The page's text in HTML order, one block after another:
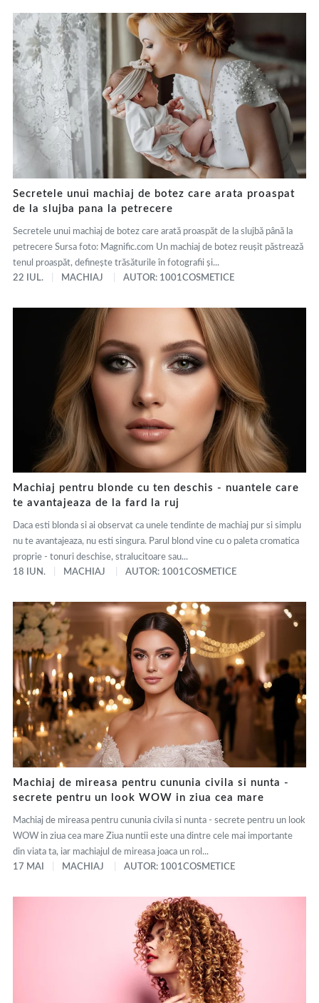
Secretele unui machiaj de botez care arata proaspat
de la slujba pana la petrecere
Secretele unui machiaj de botez care arată proaspăt de la slujbă până la
petrecere Sursa foto: Magnific.com Un machiaj de botez reușit păstrează
tenul proaspăt, definește trăsăturile în fotografii și...
22 IUL.
MACHIAJ AUTOR: 1001COSMETICE
Machiaj pentru blonde cu ten deschis - nuantele care
te avantajeaza de la fard la ruj
Daca esti blonda si ai observat ca unele tendinte de machiaj pur si simplu
nu te avantajeaza, nu esti singura. Parul blond vine cu o paleta cromatica
proprie - tonuri deschise, stralucitoare sau...
18 IUN.
MACHIAJ AUTOR: 1001COSMETICE
Machiaj de mireasa pentru cununia civila si nunta -
secrete pentru un look WOW in ziua cea mare
Machiaj de mireasa pentru cununia civila si nunta - secrete pentru un look
WOW in ziua cea mare Ziua nuntii este una dintre cele mai importante
din viata ta, iar machiajul de mireasa joaca un rol...
17 MAI
MACHIAJ AUTOR: 1001COSMETICE